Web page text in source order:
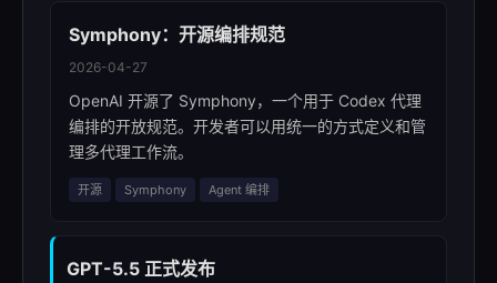
Symphony：开源编排规范
2026-04-27
OpenAI 开源了 Symphony，一个用于 Codex 代理
编排的开放规范。开发者可以用统一的方式定义和管
理多代理工作流。
开源 Symphony Agent 编排
GPT-5.5 正式发布